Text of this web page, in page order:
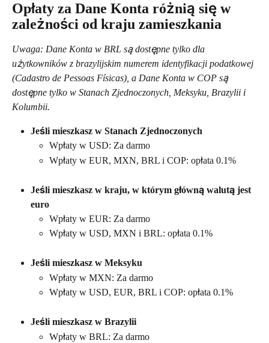
Opłaty za Dane Konta różnią się w
zależności od kraju zamieszkania
Uwaga: Dane Konta w BRL są dostępne tylko dla
użytkowników z brazylijskim numerem identyfikacji podatkowej
(Cadastro de Pessoas Físicas), a Dane Konta w COP są
dostępne tylko w Stanach Zjednoczonych, Meksyku, Brazylii i
Kolumbii.
Jeśli mieszkasz w Stanach Zjednoczonych
Wpłaty w USD: Za darmo
Wpłaty w EUR, MXN, BRL i COP: opłata 0.1%
Jeśli mieszkasz w kraju, w którym główną walutą jest
euro
Wpłaty w EUR: Za darmo
Wpłaty w USD, MXN i BRL: opłata 0.1%
Jeśli mieszkasz w Meksyku
Wpłaty w MXN: Za darmo
Wpłaty w USD, EUR, BRL i COP: opłata 0.1%
Jeśli mieszkasz w Brazylii
Wpłaty w BRL: Za darmo